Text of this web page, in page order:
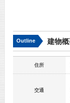
Outline 建物
住所
交通